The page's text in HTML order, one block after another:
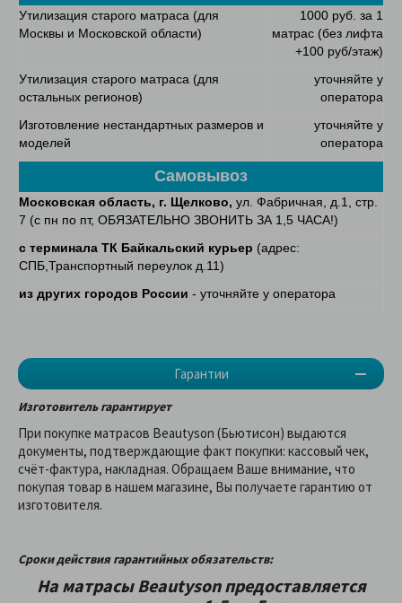
Гарантии
Утилизация старого матраса (для
Москвы и Московской области)
1000 руб. за 1
матрас (без лифта
+100 руб/этаж)
Утилизация старого матраса (для
остальных регионов)
уточняйте у
оператора
Изготовление нестандартных размеров и
моделей
уточняйте у
оператора
Самовывоз
Московская область, г. Щелково, ул. Фабричная, д.1, стр.
7 (с пн по пт, ОБЯЗАТЕЛЬНО ЗВОНИТЬ ЗА 1,5 ЧАСА!)
с терминала ТК Байкальский курьер (адрес:
СПБ,Транспортный переулок д.11)
из других городов России - уточняйте у оператора
Изготовитель гарантирует
При покупке матрасов Beautyson (Бьютисон) выдаются
документы, подтверждающие факт покупки: кассовый чек,
счёт-фактура, накладная. Обращаем Ваше внимание, что
покупая товар в нашем магазине, Вы получаете гарантию от
изготовителя.
Сроки действия гарантийных обязательств:
На матрасы Beautyson предоставляетcя